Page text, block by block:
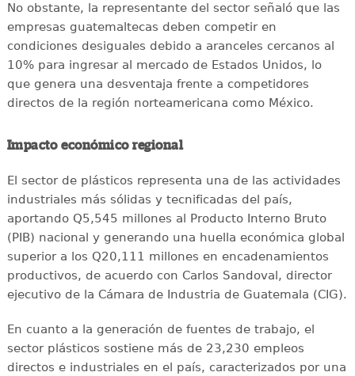
No obstante, la representante del sector señaló que las
empresas guatemaltecas deben competir en
condiciones desiguales debido a aranceles cercanos al
10% para ingresar al mercado de Estados Unidos, lo
que genera una desventaja frente a competidores
directos de la región norteamericana como México.
Impacto económico regional
El sector de plásticos representa una de las actividades
industriales más sólidas y tecnificadas del país,
aportando Q5,545 millones al Producto Interno Bruto
(PIB) nacional y generando una huella económica global
superior a los Q20,111 millones en encadenamientos
productivos, de acuerdo con Carlos Sandoval, director
ejecutivo de la Cámara de Industria de Guatemala (CIG).
En cuanto a la generación de fuentes de trabajo, el
sector plásticos sostiene más de 23,230 empleos
directos e industriales en el país, caracterizados por una